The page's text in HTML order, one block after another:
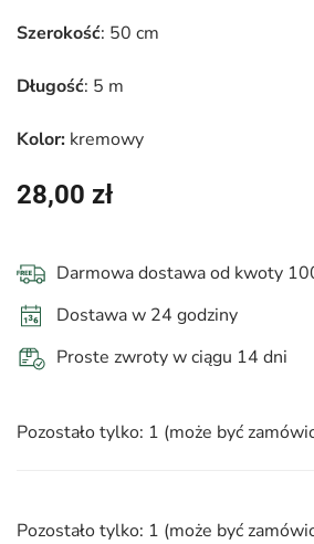
Szerokość: 50 cm
Długość: 5 m
Kolor: kremowy
28,00 zł
Darmowa dostawa od kwoty
Dostawa w 24 godziny
Proste zwroty w ciągu 14 dni
Pozostało tylko: 1 (może być
Pozostało tylko: 1 (może być